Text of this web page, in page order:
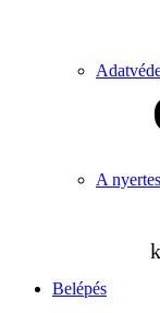
A
Belépés